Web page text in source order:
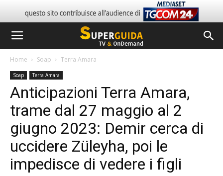
Home Soap Terra Amara
Soap Terra Amara
Anticipazioni Terra Amara,
trame dal 27 maggio al 2
giugno 2023: Demir cerca di
uccidere Züleyha, poi le
impedisce di vedere i figli